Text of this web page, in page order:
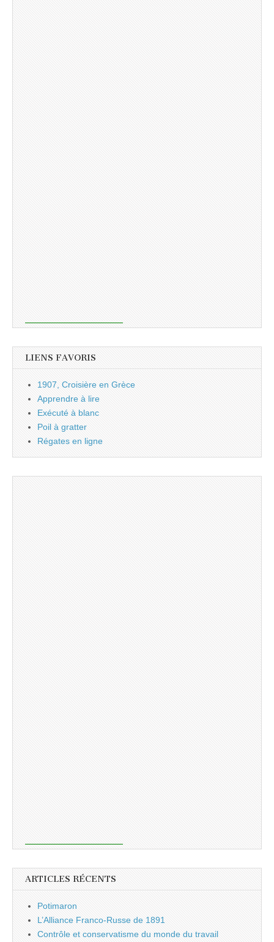
LIENS FAVORIS
1907, Croisière en Grèce
Apprendre à lire
Exécuté à blanc
Poil à gratter
Régates en ligne
ARTICLES RÉCENTS
Potimaron
L’Alliance Franco-Russe de 1891
Contrôle et conservatisme du monde du travail